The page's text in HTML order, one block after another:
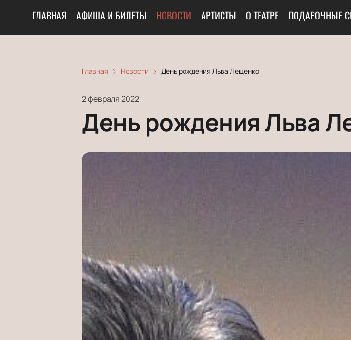
ГЛАВНАЯ АФИША И БИЛЕТЫ НОВОСТИ АРТИСТЫ О ТЕАТРЕ ПОДАРОЧНЫЕ
Главная Новости День рождения Льва Лещенко
2 февраля 2022
День рождения Льва